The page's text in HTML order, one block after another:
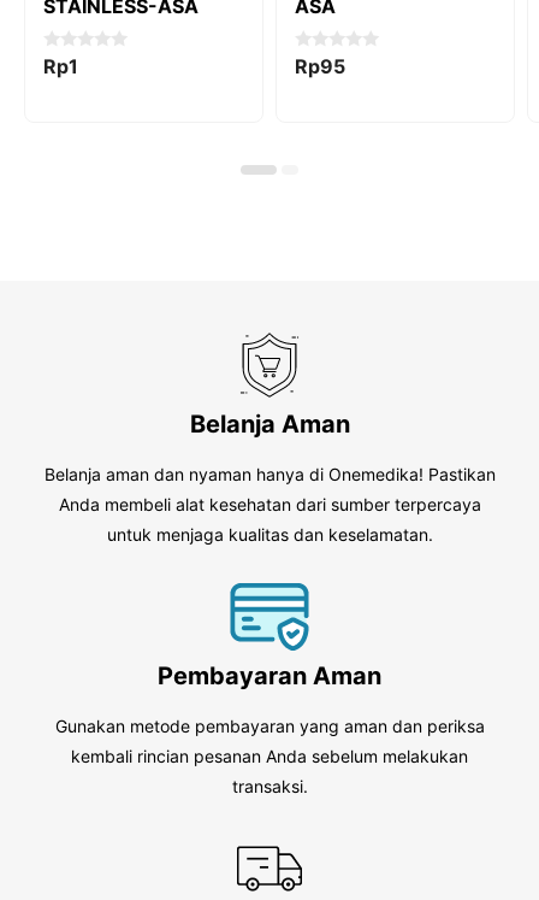
STAINLESS-ASA
0
o
Rp1
ASA
0
o
Rp95
Belanja Aman
Belanja aman dan nyaman hanya di Onemedika! Pastikan
Anda membeli alat kesehatan dari sumber terpercaya
untuk menjaga kualitas dan keselamatan.
Pembayaran Aman
Gunakan metode pembayaran yang aman dan periksa
kembali rincian pesanan Anda sebelum melakukan
transaksi.